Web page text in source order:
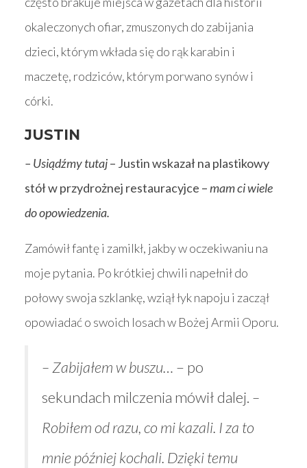
okaleczonych ofiar, zmuszonych do zabijania
dzieci, którym wkłada się do rąk karabin i
maczetę, rodziców, którym porwano synów i
córki.
JUSTIN
– Usiądźmy tutaj– Justin wskazał na plastikowy
stół w przydrożnej restauracyjce –mam ci wiele
do opowiedzenia.
Zamówił fantę i zamilkł, jakby w oczekiwaniu na
moje pytania. Po krótkiej chwili napełnił do
połowy swoja szklankę, wziął łyk napoju i zaczął
opowiadać o swoich losach w Bożej Armii Oporu.
– Zabijałem w buszu… – po
sekundach milczenia mówił dalej. –
Robiłem od razu, co mi kazali. I za to
mnie później kochali. Dzięki temu